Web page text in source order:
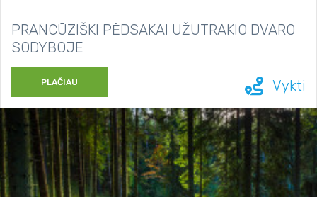
PRANCŪZIŠKI PĖDSAKAI UŽUTRAKIO DVARO
SODYBOJE
PLAČIAU Vykti